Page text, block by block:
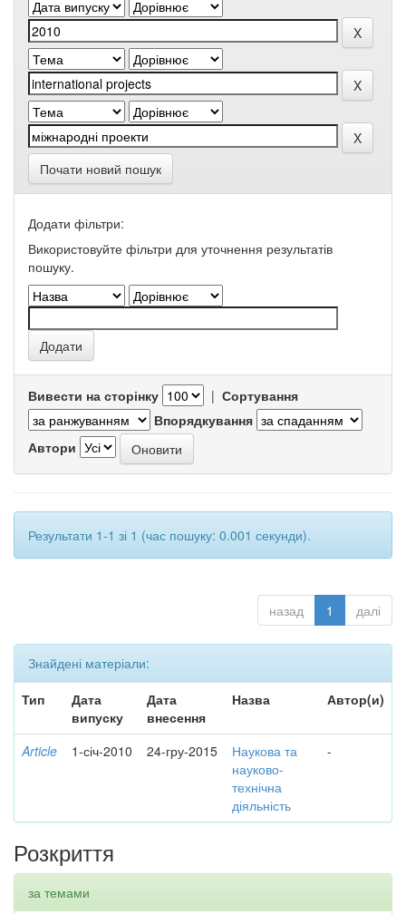
Почати новий пошук
Додати фільтри:
Використовуйте фільтри для уточнення результатів
пошуку.
Вивести на сторінку | Сортування
Впорядкування
Автори
Результати 1-1 зі 1 (час пошуку: 0.001 секунди).
назад 1 далі
Знайдені матеріали:
Тип
Дата
випуску
Дата
внесення
Назва Автор(и)
Article 1-січ-2010 24-гру-2015
Наукова та
науково-
технічна
діяльність
-
Розкриття
за темами